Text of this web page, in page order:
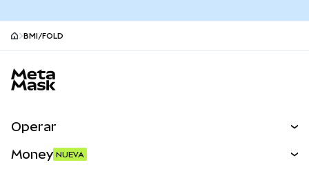
BMI/FOLD
Operar
Money NUEVA